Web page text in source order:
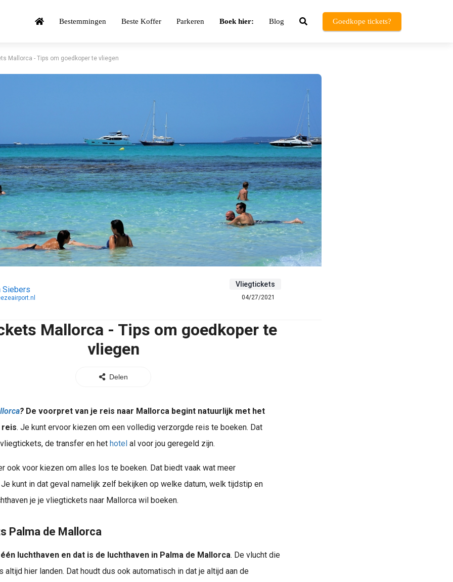
Bestemmingen Beste Koffer Parkeren Boek hier: Blog Goedkope tickets?
Mallorca - Tips om goedkoper te vliegen
Siebers
Vliegtickets
04/27/2021
Mallorca - Tips om goedkoper te
vliegen
Delen
?De voorpret van je reis naar Mallorca begint natuurlijk met het
reis. Je kunt ervoor kiezen om een volledig verzorgde reis te boeken. Dat
de transfer en het hotelal voor jou geregeld zijn.
ook voor kiezen om alles los te boeken. Dat biedt vaak wat meer
kunt in dat geval namelijk zelf bekijken op welke datum, welk tijdstip en
je je vliegtickets naar Mallorca wil boeken.
Palma de Mallorca
luchthaven en dat is de luchthaven in Palma de Mallorca. De vlucht die
altijd hier landen. Dat houdt dus ook automatisch in dat je altijd aan de